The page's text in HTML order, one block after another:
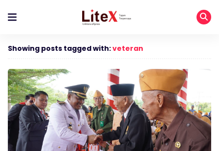
Showing posts tagged with:veteran